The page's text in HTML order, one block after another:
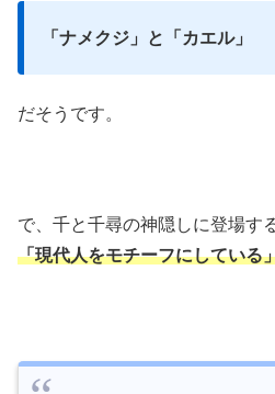
「ナメクジ」と「カエル」
だそうです。
で、千と千尋の神隠しに登場す
「現代人をモチーフにしている